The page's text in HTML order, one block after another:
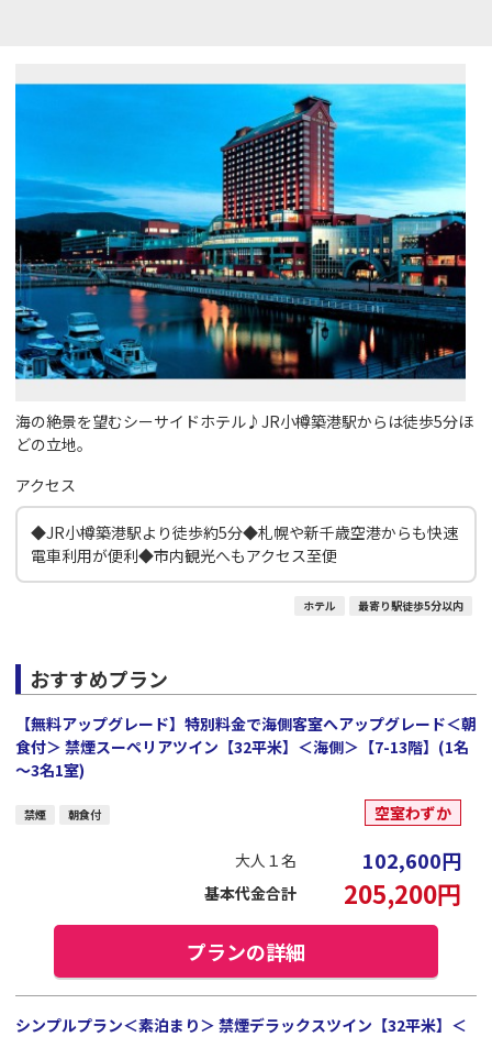
海の絶景を望むシーサイドホテル♪JR小樽築港駅からは徒歩5分ほ
どの立地。
アクセス
◆JR小樽築港駅より徒歩約5分◆札幌や新千歳空港からも快速
電車利用が便利◆市内観光へもアクセス至便
ホテル 最寄り駅徒歩5分以内
おすすめプラン
【無料アップグレード】特別料金で海側客室へアップグレード＜朝
食付＞ 禁煙スーペリアツイン【32平米】＜海側＞【7-13階】(1名
～3名1室)
禁煙 朝食付 空室わずか
大人１名 102,600円
基本代金合計 205,200円
プランの詳細
シンプルプラン＜素泊まり＞ 禁煙デラックスツイン【32平米】＜